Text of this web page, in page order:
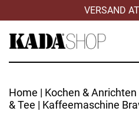
VERSAND
Home | Kochen & Anrichten
& Tee | Kaffeemaschine